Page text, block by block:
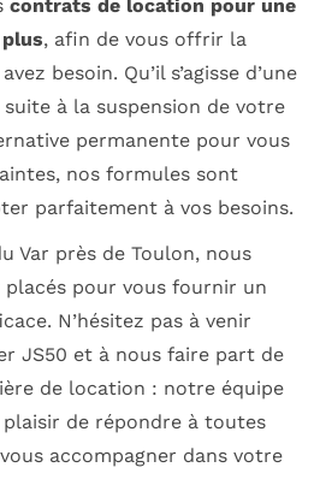
contrats de location pour une
, afin de vous offrir la
besoin. Qu’il s’agisse d’une
à la suspension de votre
permanente pour vous
nos formules sont
parfaitement à vos besoins.
Var près de Toulon, nous
placés pour vous fournir un
N’hésitez pas à venir
JS50 et à nous faire part de
de location : notre équipe
plaisir de répondre à toutes
accompagner dans votre